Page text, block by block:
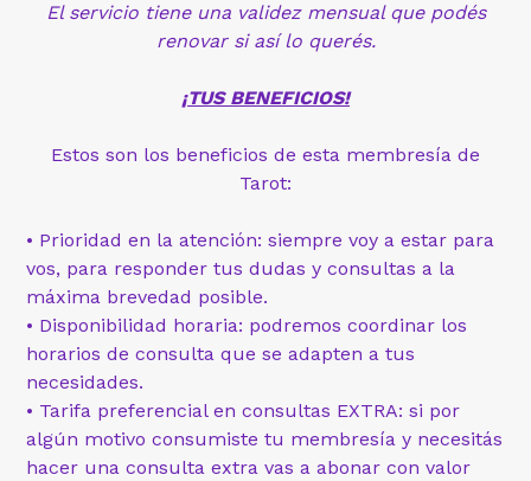
El servicio tiene una validez mensual que podés
renovar si así lo querés.
¡TUS BENEFICIOS!
Estos son los beneficios de esta membresía de
Tarot:
• Prioridad en la atención: siempre voy a estar para
vos, para responder tus dudas y consultas a la
máxima brevedad posible.
• Disponibilidad horaria: podremos coordinar los
horarios de consulta que se adapten a tus
necesidades.
• Tarifa preferencial en consultas EXTRA: si por
algún motivo consumiste tu membresía y necesitás
hacer una consulta extra vas a abonar con valor